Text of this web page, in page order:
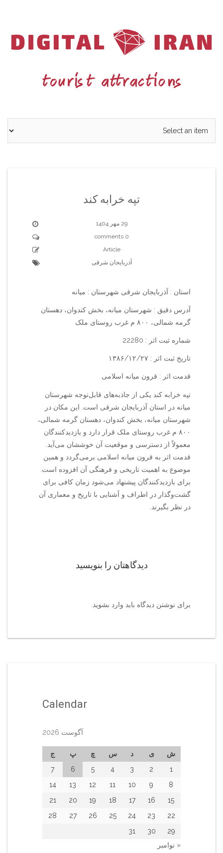
تپه خرابه کند
29 مهر 1404
0 comments
Article
آذربایجان شرقی
استان : آذربایجان شرقی شهرستان : میانه
آدرس دقیق : شهرستان میانه، بخش کندوان، دهستان
گرمه شمالی، ۸۰۰ م غرب روستای ملک
شماره ثبت اثر : 22280
تاریخ ثبت اثر : ۱۳۸۶/۱۲/۲۷
قدمت اثر : قرون میانه اسلامی
تپه خرابه کند یکی از جاذبه‌های قابل‌توجه شهرستان
میانه در استان آذربایجان شرقی است. این مکان در
شهرستان میانه، بخش کندوان، دهستان گرمه شمالی،
۸۰۰ م غرب روستای ملک قرار دارد و بازدیدکنندگان
معمولاً از دسترسی و موقعیت آن خوششان می‌آید.
قدمت اثر به قرون میانه اسلامی برمی‌گردد و همین
موضوع به اهمیت تاریخی و فرهنگی آن افزوده است.
برای بازدیدکنندگان پیشنهاد می‌شود زمان کافی برای
گشت‌وگذار در اطراف و آشنایی با تاریخ و معماری آن
در نظر بگیرند.
دیدگاهتان را بنویسید
برای نوشتن دیدگاه باید وارد بشوید
Calendar
آگوست 2026
ش ی د س چ پ
ج
1
2
3
4
5
6
7
8
9
10
11
12
13
14
15
16
17
18
19
20
21
22
23
24
25
26
27
28
29
30
31
« نوامبر